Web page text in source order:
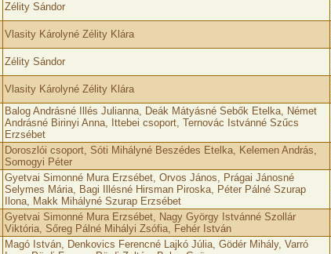
Zélity Sándor
Vlasity Károlyné Zélity Klára
Zélity Sándor
Vlasity Károlyné Zélity Klára
Balog Andrásné Illés Julianna, Deák Mátyásné Sebők Etelka, Német
Andrásné Birinyi Anna, Ittebei csoport, Ternovác Istvánné Szűcs
Erzsébet
Doroszlói csoport, Sóti Mihályné Beszédes Etelka, Kelemen András,
Somogyi Péter
Gyetvai Simonné Mura Erzsébet, Orvos János, Prágai Jánosné
Selymes Mária, Bagi Illésné Hirsman Piroska, Péter Pálné Szurap
Ilona, Makk Mihályné Szurap Erzsébet
Gyetvai Simonné Mura Erzsébet, Nagy György Istvánné Szollár
Viktória, Sőreg Pálné Mihályi Zsófia, Fehér István
Magó István, Denkovics Ferencné Lajkó Júlia, Gödér Mihály, Varró